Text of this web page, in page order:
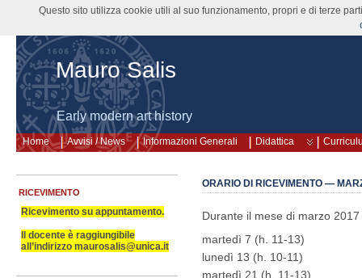
Mauro Salis
Early modern art history
Home Avvisi / News Informazioni Generali Didattica
ORARIO DI RICEVIMENTO —
Durante il mese di marzo
martedì 7 (h. 11-13)
lunedì 13 (h. 10-11)
martedì 21 (h. 11-13)
RICEVIMENTO
Ricevimento su appuntamento.
Il docente è raggiungibile
all’indirizzo maurosalis@unica.it
Questo sito utilizza cookie utili al suo funzionamento, propri e di terze